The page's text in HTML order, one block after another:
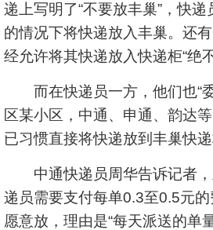
递上写明了“不要放丰巢”，快
的情况下将快递放入丰巢。还
经允许将其快递放入快递柜“绝
而在快递员一方，他们也“委
区某小区，中通、申通、韵达
已习惯直接将快递放到丰巢快递
中通快递员周华告诉记者，
递员需要支付每单0.3至0.5元
愿意放，理由是“每天派送的单